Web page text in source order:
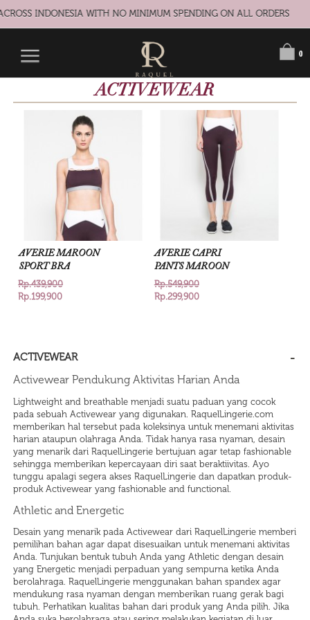
INDONESIA WITH NO MINIMUM SPENDING ON ALL ORDERS
0
ACTIVEWEAR
AVERIE MAROON
SPORT BRA
Rp.439,900
Rp.199,900
AVERIE CAPRI
PANTS MAROON
Rp.549,900
Rp.299,900
ACTIVEWEAR
Activewear Pendukung Aktivitas Harian Anda
Lightweight and breathable menjadi suatu paduan yang cocok
pada sebuah Activewear yang digunakan. RaquelLingerie.com
memberikan hal tersebut pada koleksinya untuk menemani aktivitas
harian ataupun olahraga Anda. Tidak hanya rasa nyaman, desain
yang menarik dari RaquelLingerie bertujuan agar tetap fashionable
sehingga memberikan kepercayaan diri saat beraktiivitas. Ayo
tunggu apalagi segera akses RaquelLingerie dan dapatkan produk-
produk Activewear yang fashionable and functional.
Athletic and Energetic
Desain yang menarik pada Activewear dari RaquelLingerie memberi
pemilihan bahan agar dapat disesuaikan untuk menemani aktivitas
Anda. Tunjukan bentuk tubuh Anda yang Athletic dengan desain
yang Energetic menjadi perpaduan yang sempurna ketika Anda
berolahraga. RaquelLingerie menggunakan bahan spandex agar
mendukung rasa nyaman dengan memberikan ruang gerak bagi
tubuh. Perhatikan kualitas bahan dari produk yang Anda pilih. Jika